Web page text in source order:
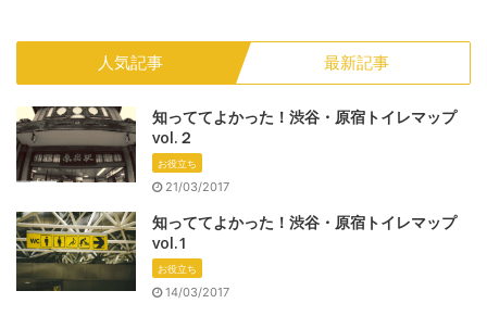
人気記事 最新記事
知っててよかった！渋谷・原宿トイレマップ
vol.２
お役立ち
21/03/2017
知っててよかった！渋谷・原宿トイレマップ
vol.1
お役立ち
14/03/2017